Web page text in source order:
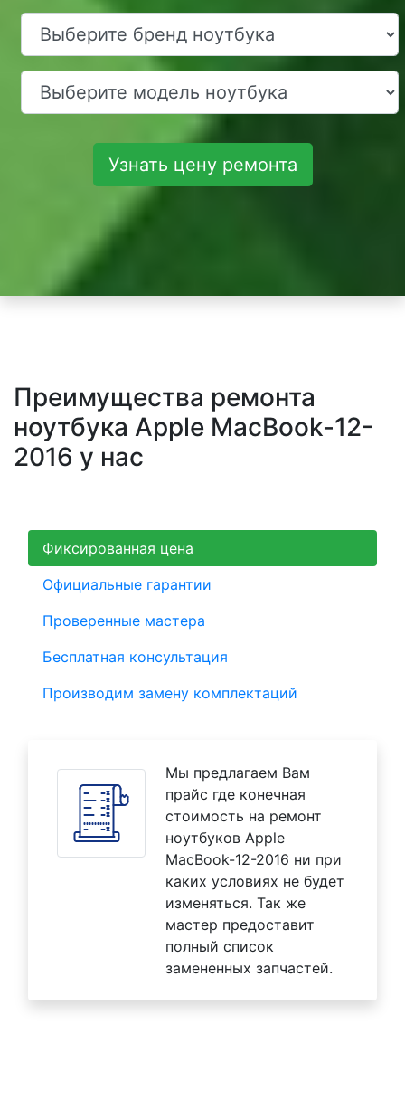
Узнать цену ремонта
Преимущества ремонта
ноутбука Apple MacBook-12-
2016 у нас
Фиксированная цена
Официальные гарантии
Проверенные мастера
Бесплатная консультация
Производим замену комплектаций
Мы предлагаем Вам
прайс где конечная
стоимость на ремонт
ноутбуков Apple
MacBook-12-2016 ни при
каких условиях не будет
изменяться. Так же
мастер предоставит
полный список
замененных запчастей.